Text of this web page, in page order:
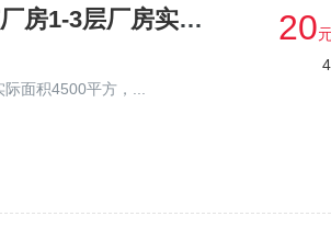
深圳光明新出独门独院原房东厂房1-3层厂房实际面积4500
面积4500平方，...
20